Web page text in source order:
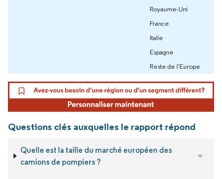
Royaume-Uni
France
Italie
Espagne
Reste de l'Europe
Questions clés auxquelles le rapport répond
Quelle est la taille du marché européen des
camions de pompiers ?